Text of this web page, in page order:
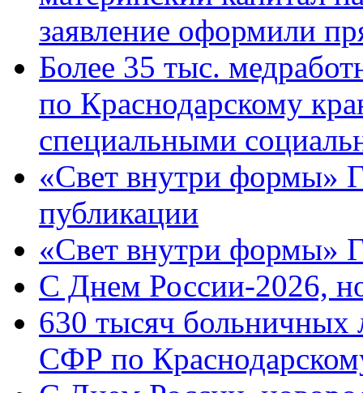
заявление оформили
Более 35 тыс.
по Краснодарскому
специальными
«Свет внутри формы»
публикации
«Свет внутри формы»
C Днем России-2026,
630 тысяч больничных
СФР по